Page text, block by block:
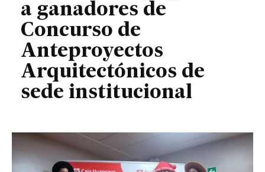
a ganadores de
Concurso de
Anteproyectos
Arquitectónicos de
sede institucional